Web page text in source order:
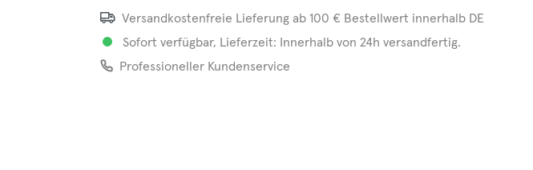
Versandkostenfreie Lieferung ab 100 € Bestellwert innerhalb DE
Sofort verfügbar, Lieferzeit: Innerhalb von 24h versandfertig.
Professioneller Kundenservice